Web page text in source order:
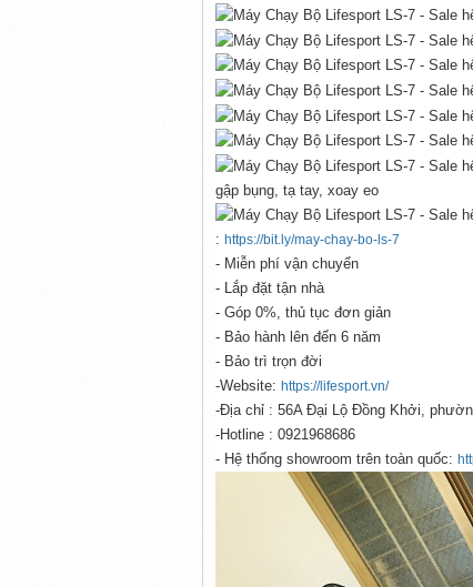
gập bụng, tạ tay, xoay eo
: https://bit.ly/may-chay-bo-ls-7
- Miễn phí vận chuyển
- Lắp đặt tận nhà
- Góp 0%, thủ tục đơn giản
- Bảo hành lên đến 6 năm
- Bảo trì trọn đời
-Website: https://lifesport.vn/
-Địa chỉ : 56A Đại Lộ Đồng Khởi,
-Hotline : 0921968686
- Hệ thống showroom trên toàn quốc: